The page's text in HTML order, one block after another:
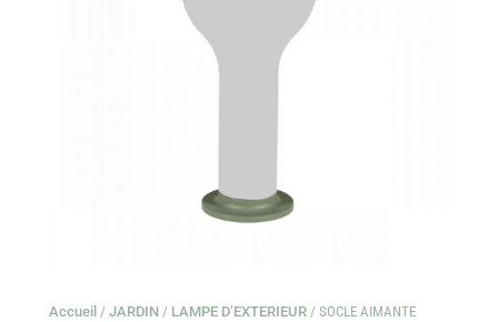
Accueil /JARDIN / LAMPE D’EXTERIEUR / SOCLE AIMANTE